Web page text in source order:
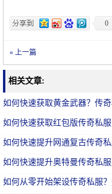
0
« 上一篇
相关文章:
如何快速获取黄金武器？传
如何快速获取红包版传奇私服
如何快速提升网通复古传奇私
如何快速提升奥特曼传奇私
如何从零开始架设传奇私服